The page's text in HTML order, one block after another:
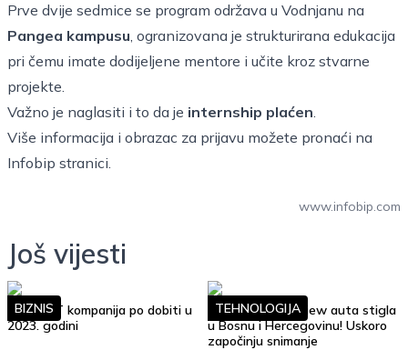
Prve dvije sedmice se program održava u Vodnjanu na
Pangea kampusu, ogranizovana je strukturirana edukacija
pri čemu imate dodijeljene mentore i učite kroz stvarne
projekte.
Važno je naglasiti i to da je internship plaćen.
Više informacija i obrazac za prijavu možete pronaći na
Infobip stranici.
www.infobip.com
Još vijesti
Top 10 IT kompanija po dobiti u
2023. godini
BIZNIS
Google Street View auta stigla
u Bosnu i Hercegovinu! Uskoro
započinju snimanje
TEHNOLOGIJA